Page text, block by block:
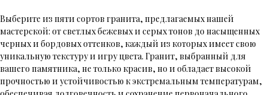
Выберите из пяти сортов гранита, предлагаемых нашей
мастерской: от светлых бежевых и серых тонов до насыщенных
черных и бордовых оттенков, каждый из которых имеет свою
уникальную текстуру и игру цвета. Гранит, выбранный для
вашего памятника, не только красив, но и обладает высокой
прочностью и устойчивостью к экстремальным температурам,